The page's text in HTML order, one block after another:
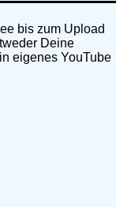
bis zum Upload
Deine
eigenes YouTube